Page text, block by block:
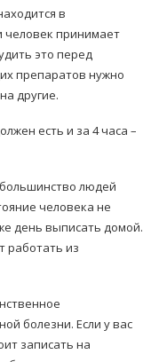
в
человек принимает
это перед
препаратов нужно
другие.
есть и за 4 часа –
людей
человека не
день выписать домой.
работать из
болезни. Если у вас
записать на